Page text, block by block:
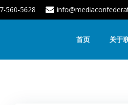
560-5628
首页 关于